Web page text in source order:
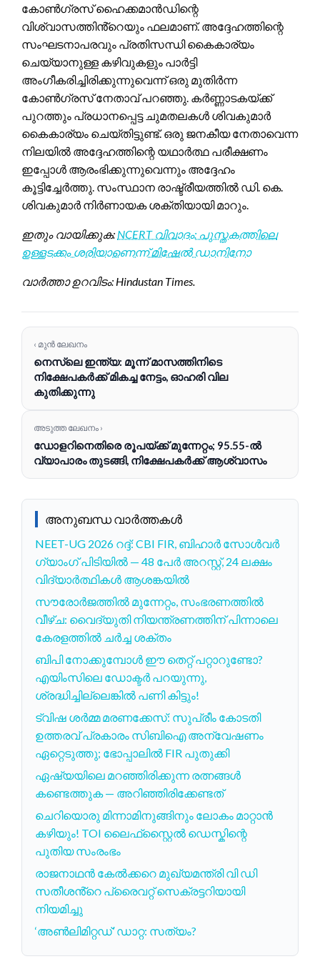
കോൺഗ്രസ് ഹൈക്കമാൻഡിന്റെ
വിശ്വാസത്തിൻ്റെയും ഫലമാണ്. അദ്ദേഹത്തിന്റെ
സംഘടനാപരവും പ്രതിസന്ധി കൈകാര്യം
ചെയ്യാനുള്ള കഴിവുകളും പാർട്ടി
അംഗീകരിച്ചിരിക്കുന്നുവെന്ന് ഒരു മുതിർന്ന
കോൺഗ്രസ് നേതാവ് പറഞ്ഞു. കർണ്ണാടകയ്ക്ക്
പുറത്തും പ്രധാനപ്പെട്ട ചുമതലകൾ ശിവകുമാർ
കൈകാര്യം ചെയ്തിട്ടുണ്ട്. ഒരു ജനകീയ നേതാവെന്ന
നിലയിൽ അദ്ദേഹത്തിന്റെ യഥാർത്ഥ പരീക്ഷണം
ഇപ്പോൾ ആരംഭിക്കുന്നുവെന്നും അദ്ദേഹം
കൂട്ടിച്ചേർത്തു. സംസ്ഥാന രാഷ്ട്രീയത്തിൽ ഡി. കെ.
ശിവകുമാർ നിർണായക ശക്തിയായി മാറും.
ഇതും വായിക്കുക: NCERT വിവാദം: പുസ്തകത്തിലെ
ഉള്ളടക്കം ശരിയാണെന്ന് മിഷേൽ ഡാനിനോ
വാർത്താ ഉറവിടം: Hindustan Times.
‹ മുൻ ലേഖനം
നെസ്‌ലെ ഇന്ത്യ: മൂന്ന് മാസത്തിനിടെ
നിക്ഷേപകർക്ക് മികച്ച നേട്ടം, ഓഹരി വില
കുതിക്കുന്നു
അടുത്ത ലേഖനം ›
ഡോളറിനെതിരെ രൂപയ്ക്ക് മുന്നേറ്റം; 95.55-ൽ
വ്യാപാരം തുടങ്ങി, നിക്ഷേപകർക്ക് ആശ്വാസം
അനുബന്ധ വാർത്തകൾ
NEET-UG 2026 റദ്ദ്: CBI FIR, ബിഹാർ സോൾവർ
ഗ്യാംഗ് പിടിയിൽ — 48 പേർ അറസ്റ്റ്, 24 ലക്ഷം
വിദ്യാർത്ഥികൾ ആശങ്കയിൽ
സൗരോർജത്തിൽ മുന്നേറ്റം, സംഭരണത്തിൽ
വീഴ്ച: വൈദ്യുതി നിയന്ത്രണത്തിന് പിന്നാലെ
കേരളത്തിൽ ചർച്ച ശക്തം
ബിപി നോക്കുമ്പോൾ ഈ തെറ്റ് പറ്റാറുണ്ടോ?
എയിംസിലെ ഡോക്ടർ പറയുന്നു,
ശ്രദ്ധിച്ചില്ലെങ്കിൽ പണി കിട്ടും!
ട്വിഷ ശർമ്മ മരണക്കേസ്: സുപ്രീം കോടതി
ഉത്തരവ് പ്രകാരം സിബിഐ അന്വേഷണം
ഏറ്റെടുത്തു; ഭോപ്പാലിൽ FIR പുതുക്കി
ഏഷ്യയിലെ മറഞ്ഞിരിക്കുന്ന രത്നങ്ങൾ
കണ്ടെത്തുക — അറിഞ്ഞിരിക്കേണ്ടത്
ചെറിയൊരു മിന്നാമിനുങ്ങിനും ലോകം മാറ്റാൻ
കഴിയും! TOI ലൈഫ്‌സ്റ്റൈൽ ഡെസ്കിന്റെ
പുതിയ സംരംഭം
രാജനാഥൻ കേൽക്കറെ മുഖ്യമന്ത്രി വി ഡി
സതീശൻ്റെ പ്രൈവറ്റ് സെക്രട്ടറിയായി
നിയമിച്ചു
‘അൺലിമിറ്റഡ്’ ഡാറ്റ: സത്യം?